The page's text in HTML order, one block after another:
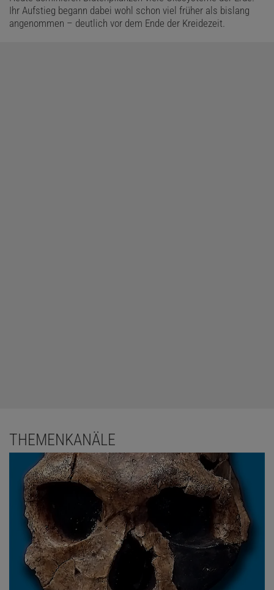
Ihr Aufstieg begann dabei wohl schon viel früher als bislang
angenommen – deutlich vor dem Ende der Kreidezeit.
THEMENKANÄLE